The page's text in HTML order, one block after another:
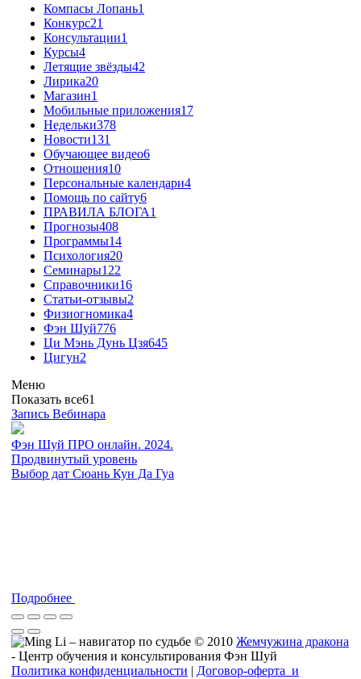
Компасы Лопань1
Конкурс21
Консультации1
Курсы4
Летящие звёзды42
Лирика20
Магазин1
Мобильные приложения17
Недельки378
Новости131
Обучающее видео6
Отношения10
Персональные календари4
Помощь по сайту6
ПРАВИЛА БЛОГА1
Прогнозы408
Программы14
Психология20
Семинары122
Справочники16
Статьи-отзывы2
Физиогномика4
Фэн Шуй776
Ци Мэнь Дунь Цзя645
Цигун2
Меню
Показать все61
Запись Вебинара
Фэн Шуй ПРО онлайн. 2024.
Продвинутый уровень
Выбор дат Сюань Кун Да Гуа
Подробнее
© 2010 Жемчужина дракона
- Центр обучения и консультирования Фэн Шуй
Политика конфиденциальности | Договор-оферта и